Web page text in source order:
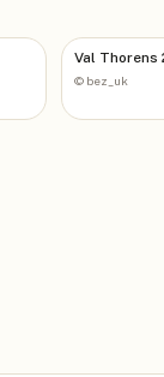
Val Thorens
© bez_uk